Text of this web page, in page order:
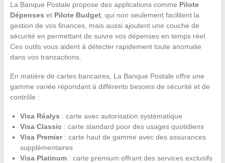
La Banque Postale propose des applications comme Pilote
Dépenses et Pilote Budget, qui non seulement facilitent la
gestion de vos finances, mais aussi ajoutent une couche de
sécurité en permettant de suivre vos dépenses en temps réel.
Ces outils vous aident à détecter rapidement toute anomalie
dans vos transactions.
En matière de cartes bancaires, La Banque Postale offre une
gamme variée répondant à différents besoins de sécurité et de
contrôle :
Visa Réalys : carte avec autorisation systématique
Visa Classic: carte standard pour des usages quotidiens
Visa Premier: carte haut de gamme avec des assurances
supplémentaires
Visa Platinum: carte premium offrant des services exclusifs